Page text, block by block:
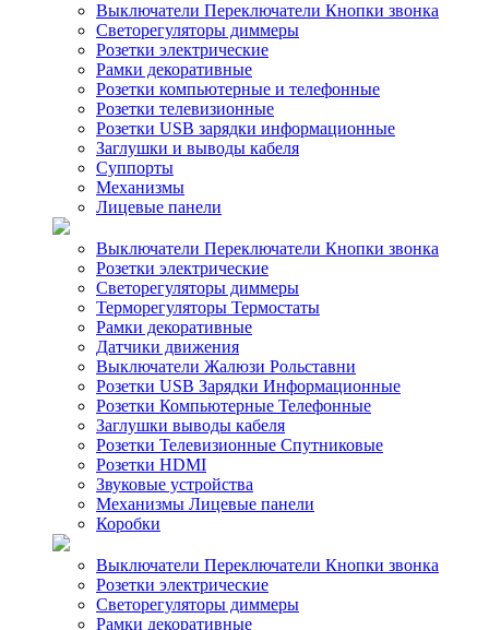
Выключатели Переключатели Кнопки звонка
Светорегуляторы диммеры
Розетки электрические
Рамки декоративные
Розетки компьютерные и телефонные
Розетки телевизионные
Розетки USB зарядки информационные
Заглушки и выводы кабеля
Суппорты
Механизмы
Лицевые панели
Выключатели Переключатели Кнопки звонка
Розетки электрические
Светорегуляторы диммеры
Терморегуляторы Термостаты
Рамки декоративные
Датчики движения
Выключатели Жалюзи Рольставни
Розетки USB Зарядки Информационные
Розетки Компьютерные Телефонные
Заглушки выводы кабеля
Розетки Телевизионные Спутниковые
Розетки HDMI
Звуковые устройства
Механизмы Лицевые панели
Коробки
Выключатели Переключатели Кнопки звонка
Розетки электрические
Светорегуляторы диммеры
Рамки декоративные